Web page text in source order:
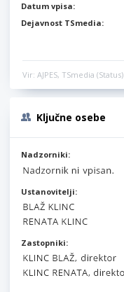
Datum vpisa:
Dejavnost TSmedia:
Vir: AJPES, TSmedia (Status)
Ključne osebe
Nadzorniki:
Ustanovitelji:
Zastopniki: